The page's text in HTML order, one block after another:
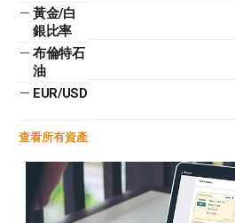
— 黃金/白
銀比率
— 布倫特石
油
— EUR/USD
查看所有資產